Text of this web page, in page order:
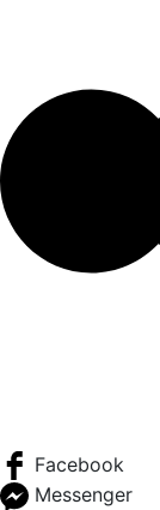
Facebook
Messenger